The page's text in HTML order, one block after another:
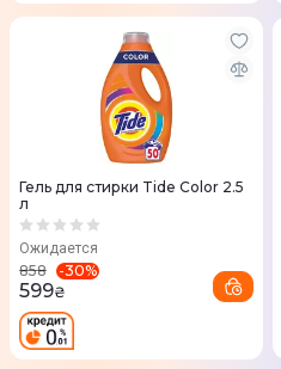
Гель для стирки Tide Color 2.5
л
Ожидается
858 -30%
599₴